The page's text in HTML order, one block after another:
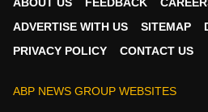
ADVERTISE WITH US
SITEMAP
PRIVACY POLICY
CONTACT US
ABP NEWS GROUP WEBSITES